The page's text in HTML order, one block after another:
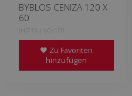
BYBLOS CENIZA 120 X
60
JHJ713 | 60x120
Zu Favoriten
hinzufügen